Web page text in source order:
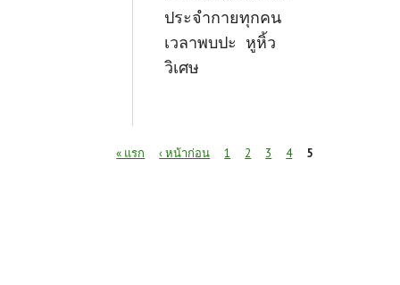
ประจำกายทุกคน
เวลาพบปะ หูหิ้ว
วิเศษ
« แรก ‹ หน้าก่อน 1 2 3 4 5